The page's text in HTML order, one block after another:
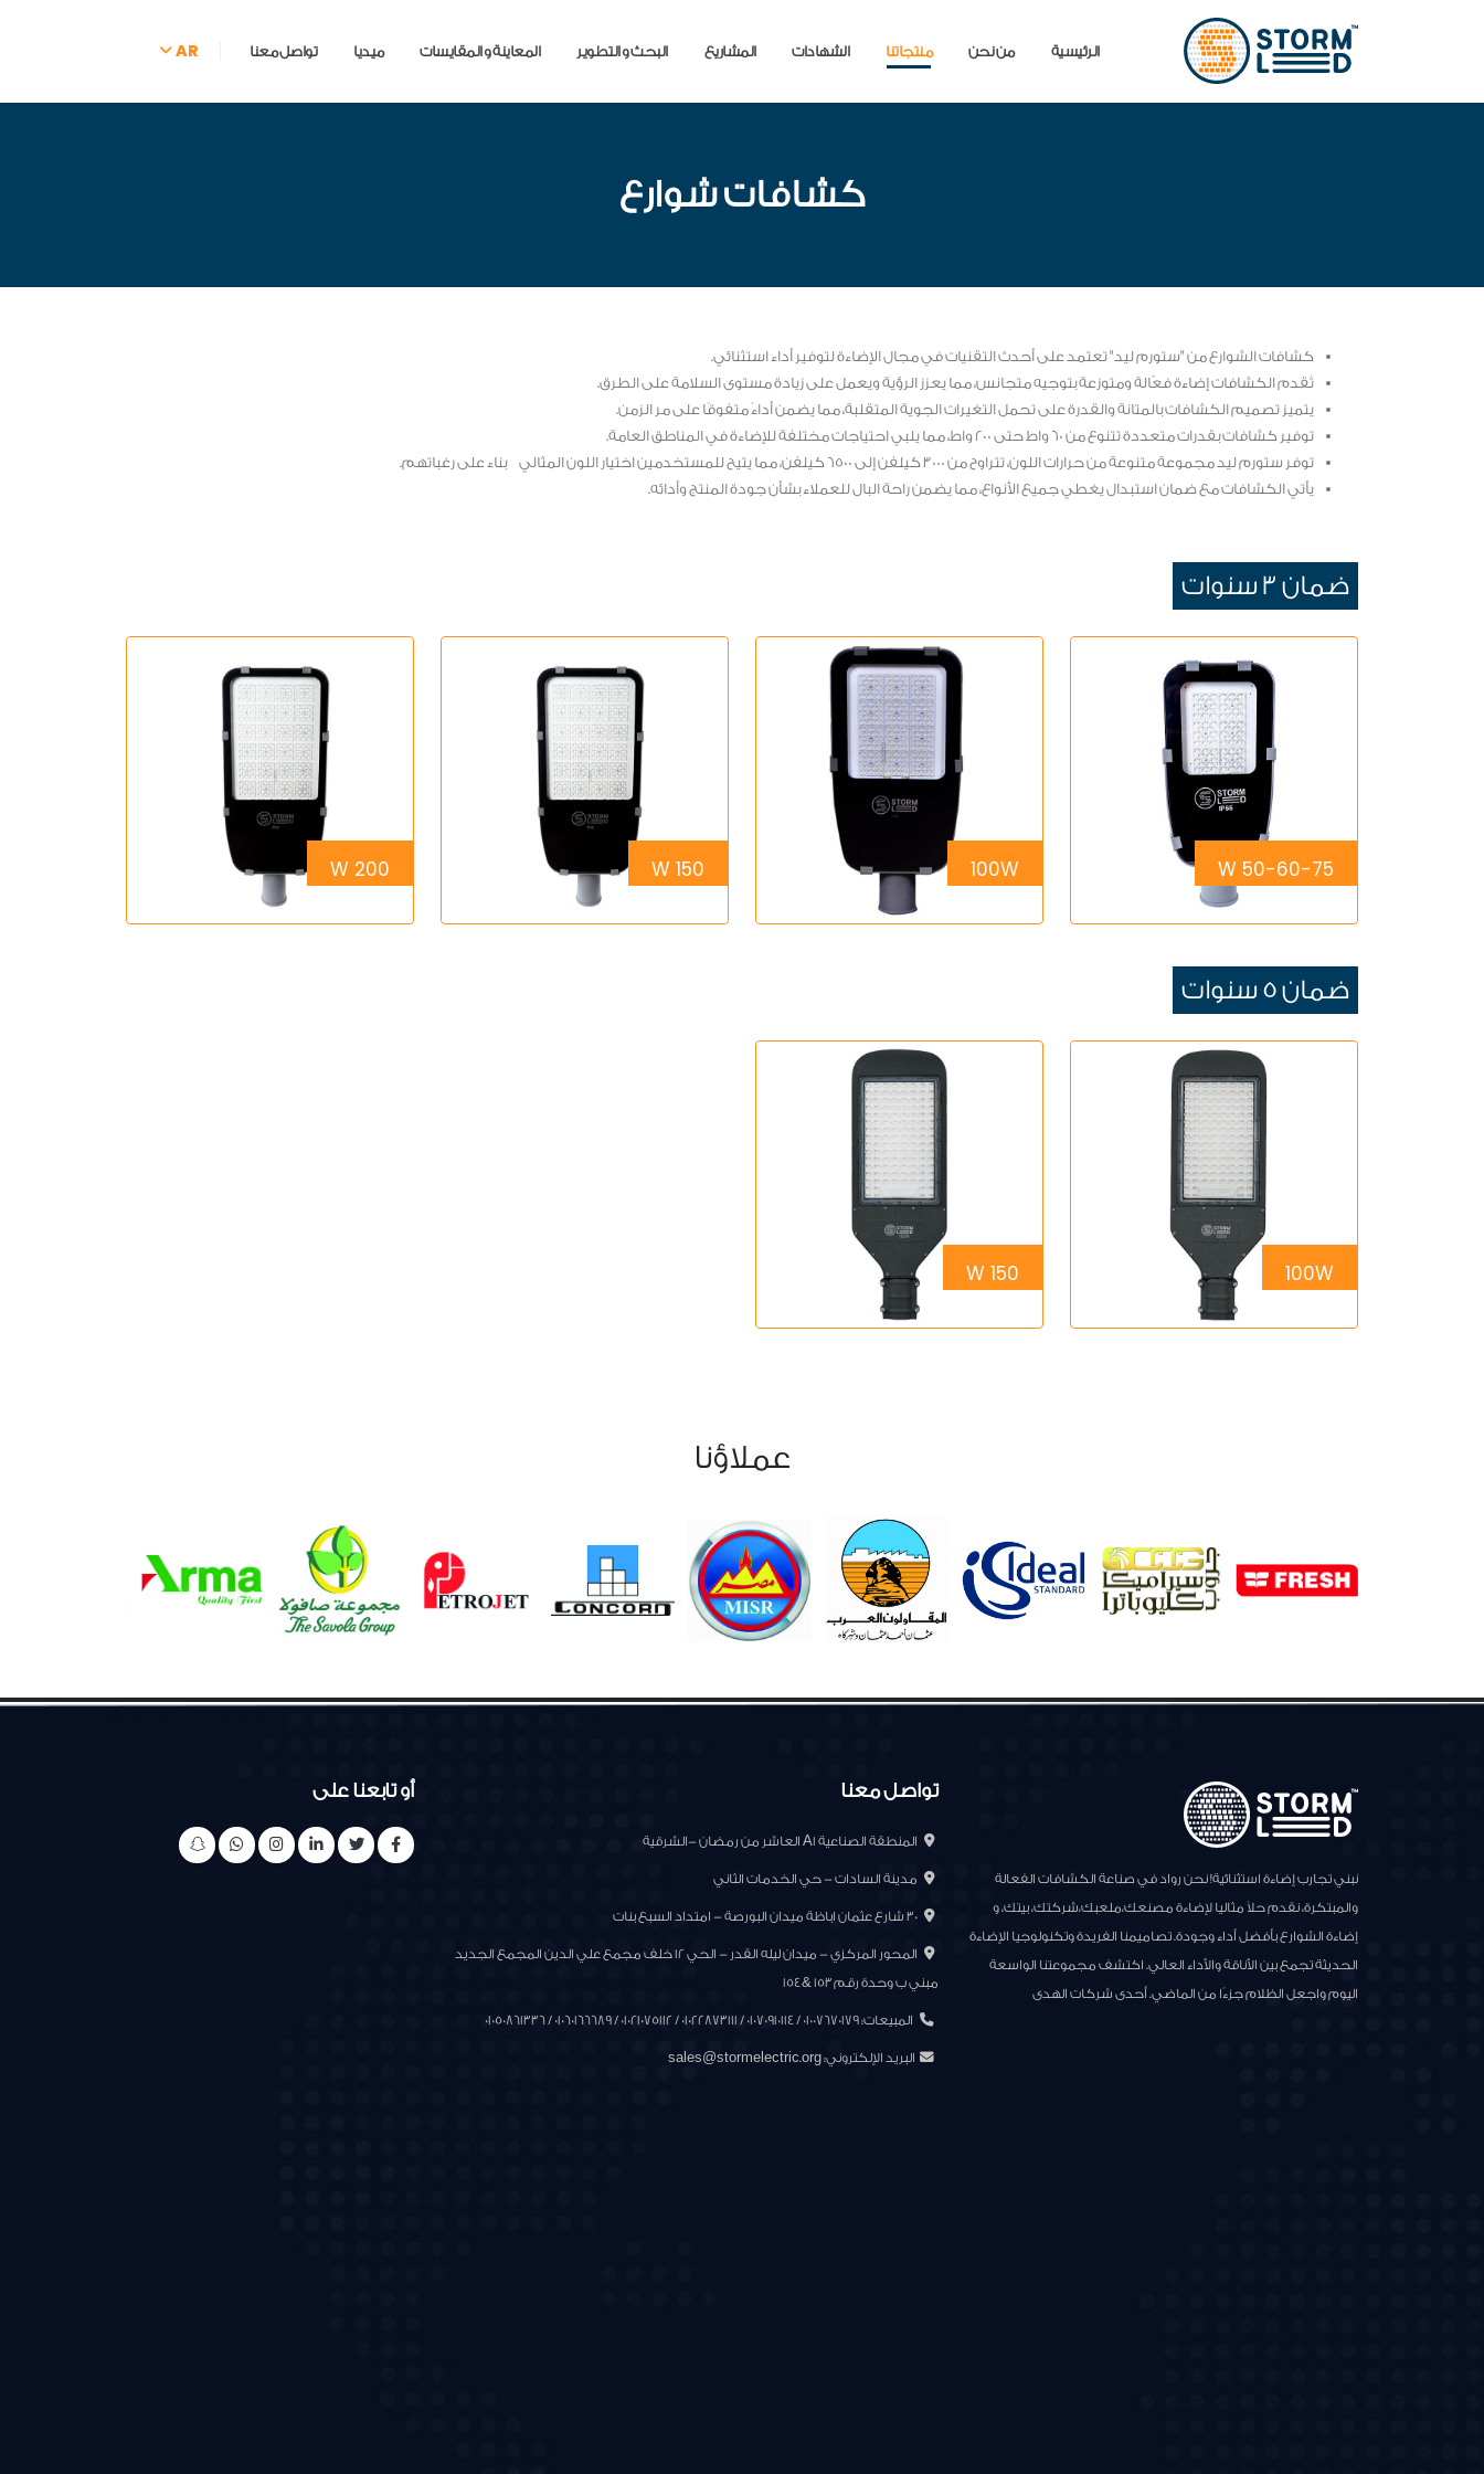
الرئيسية من نحن منتجاتنا الشهادات المشاريع البحث و التطوير المعاينة و المقايسات ميديا تواصل معنا AR
كشافات شوارع
كشافات الشوارع من "ستورم ليد" تعتمد على أحدث التقنيات في مجال الإضاءة لتوفير أداء استثنائي.
تُقدم الكشافات إضاءة فعّالة ومتوزعة بتوجيه متجانس، مما يعزز الرؤية ويعمل على زيادة مستوى السلامة على الطرق.
يتميز تصميم الكشافات بالمتانة والقدرة على تحمل التغيرات الجوية المتقلبة، مما يضمن أداءً متفوقًا على مر الزمن.
توفير كشافات بقدرات متعددة تتنوع من 60 واط حتى 200 واط، مما يلبي احتياجات مختلفة للإضاءة في المناطق العامة.
توفر ستورم ليد مجموعة متنوعة من حرارات اللون، تتراوح من 3000 كيلفن إلى 6500 كيلفن، مما يتيح للمستخدمين اختيار اللون المثالي بناء على رغباتهم.
يأتي الكشافات مع ضمان استبدال يغطي جميع الأنواع، مما يضمن راحة البال للعملاء بشأن جودة المنتج وأدائه.
ضمان 3 سنوات
50-60-75 W
100W
150 W
200 W
ضمان 5 سنوات
100W
150 W
عملاؤنا
نبني تجارب إضاءة استثنائية! نحن رواد في صناعة الكشافات الفعالة
والمبتكرة، نقدم حلاً مثاليا لإضاءة مصنعك،ملعبك،شركتك، بيتك، و
إضاءة الشوارع بأفضل أداء وجودة. تصاميمنا الفريدة وتكنولوجيا الإضاءة
الحديثة تجمع بين الأناقة والأداء العالي. اكتشف مجموعتنا الواسعة
اليوم واجعل الظلام جزءًا من الماضي. أحدى شركات الهدى
تواصل معنا
المنطقة الصناعية A1 العاشر من رمضان -الشرقية
مدينة السادات - حي الخدمات الثاني
المحور المركزي - ميدان ليله القدر - الحي ١٢ خلف مجمع علي الدين المجمع الجديد
مبني ب وحدة رقم ١٥٣ & ١٥٤
المبيعات: 01007670179 / 01070910114 / 01022873111 / 01021075112 / 01060166689 / 01050861336
البريد الإلكتروني:sales@stormelectric.org
أو تابعنا على